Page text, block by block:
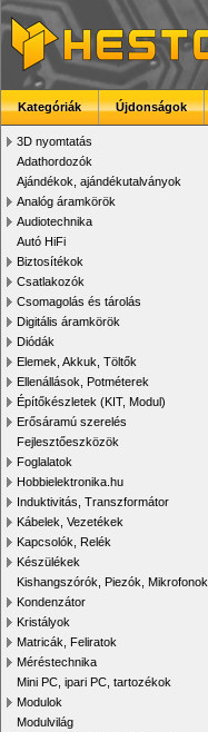
Kategóriák Újdonságok
3D nyomtatás
Adathordozók
Ajándékok, ajándékutalványok
Analóg áramkörök
Audiotechnika
Autó HiFi
Biztosítékok
Csatlakozók
Csomagolás és tárolás
Digitális áramkörök
Diódák
Elemek, Akkuk, Töltők
Ellenállások, Potméterek
Építőkészletek (KIT, Modul)
Erősáramú szerelés
Fejlesztőeszközök
Foglalatok
Hobbielektronika.hu
Induktivitás, Transzformátor
Kábelek, Vezetékek
Kapcsolók, Relék
Készülékek
Kishangszórók, Piezók, Mikrofonok
Kondenzátor
Kristályok
Matricák, Feliratok
Méréstechnika
Mini PC, ipari PC, tartozékok
Modulok
Modulvilág